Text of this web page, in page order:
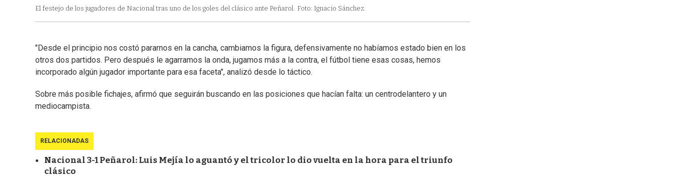
El festejo de los jugadores de Nacional tras uno de los goles del clásico ante Peñarol. Foto: Ignacio Sánchez.
"Desde el principio nos costó pararnos en la cancha, cambiamos la figura, defensivamente no habíamos estado bien en los
otros dos partidos. Pero después le agarramos la onda, jugamos más a la contra, el fútbol tiene esas cosas, hemos
incorporado algún jugador importante para esa faceta", analizó desde lo táctico.
Sobre más posible fichajes, afirmó que seguirán buscando en las posiciones que hacían falta: un centrodelantero y un
mediocampista.
RELACIONADAS
Nacional 3-1 Peñarol: Luis Mejía lo aguantó y el tricolor lo dio vuelta en la hora para el triunfo
clásico